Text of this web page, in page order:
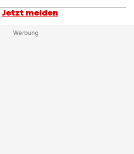
Jetzt melden